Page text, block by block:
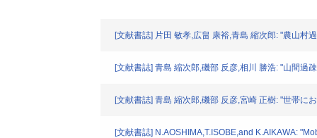
[文献書誌] 片田 敏孝,広畠 康裕,青島 縮次郎: "農山
[文献書誌] 青島 縮次郎,磯部 反彦,相川 勝浩: "山間
[文献書誌] 青島 縮次郎,磯部 反彦,宮崎 正樹: "世帯
[文献書誌] N.AOSHIMA,T.ISOBE,and K.AIKAWA: